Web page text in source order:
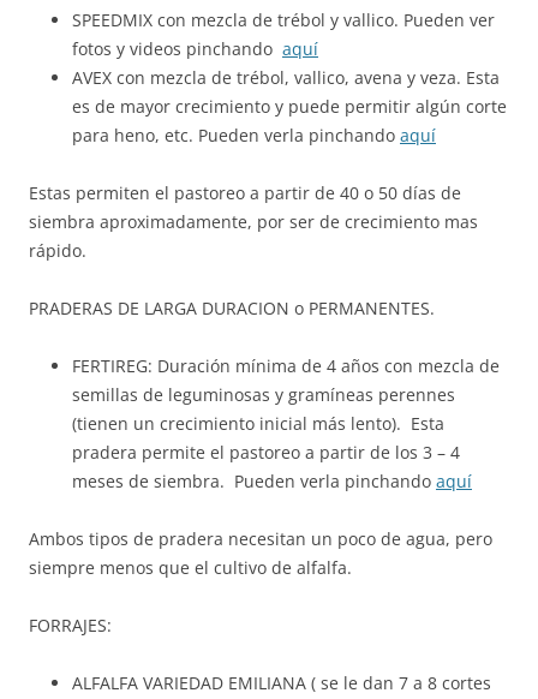
SPEEDMIX con mezcla de trébol y vallico. Pueden ver
fotos y videos pinchando aquí
AVEX con mezcla de trébol, vallico, avena y veza. Esta
es de mayor crecimiento y puede permitir algún corte
para heno, etc. Pueden verla pinchando aquí
Estas permiten el pastoreo a partir de 40 o 50 días de
siembra aproximadamente, por ser de crecimiento mas
rápido.
PRADERAS DE LARGA DURACION o PERMANENTES.
FERTIREG: Duración mínima de 4 años con mezcla de
semillas de leguminosas y gramíneas perennes
(tienen un crecimiento inicial más lento). Esta
pradera permite el pastoreo a partir de los 3 – 4
meses de siembra. Pueden verla pinchando aquí
Ambos tipos de pradera necesitan un poco de agua, pero
siempre menos que el cultivo de alfalfa.
FORRAJES:
ALFALFA VARIEDAD EMILIANA ( se le dan 7 a 8 cortes